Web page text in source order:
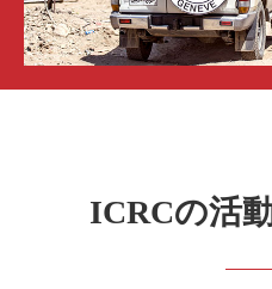
ICRCの活